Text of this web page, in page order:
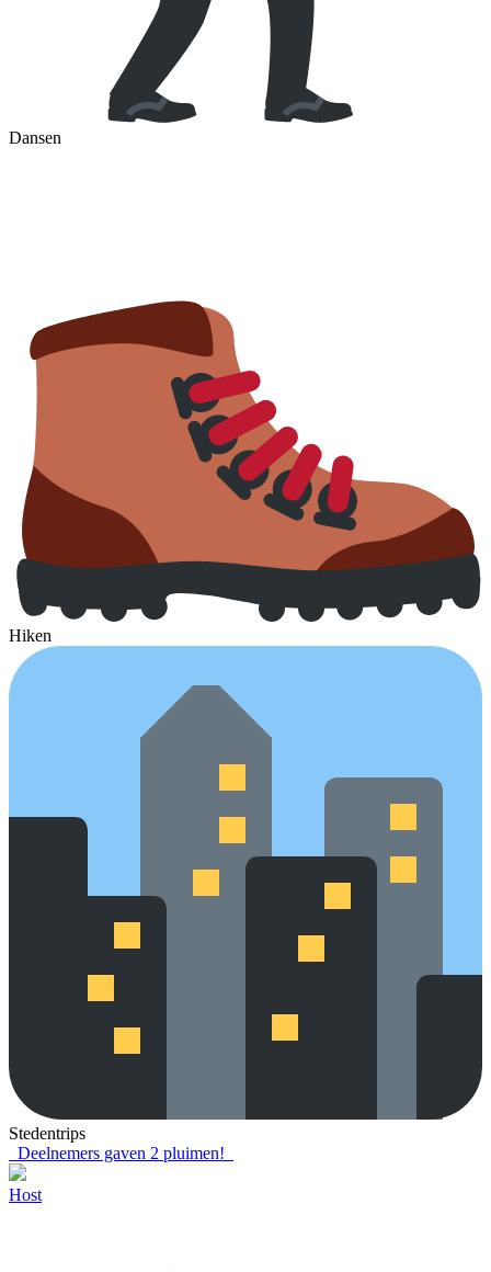
Dansen
Hiken
Stedentrips
Deelnemers gaven 2 pluimen!
Host